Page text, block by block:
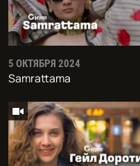
5 ОКТЯБРЯ 2024
Samrattama